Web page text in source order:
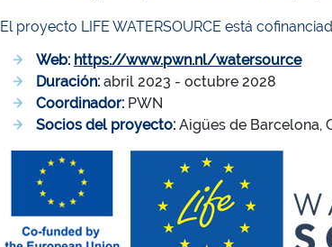
El proyecto LIFE WATERSOURCE está
Web: https://www.pwn.nl/watersource
Duración: abril 2023 - octubre 2028
Coordinador: PWN
Socios del proyecto: Aigües de Barcelona,